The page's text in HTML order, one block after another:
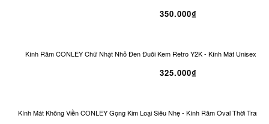
350.000₫
Kính Râm CONLEY Chữ Nhật Nhỏ Đen Đuôi Kem Retro Y2K - Kính Mát Unisex
325.000₫
Kính Mát Không Viền CONLEY Gọng Kim Loại Siêu Nhẹ - Kính Râm Oval Thời Trang